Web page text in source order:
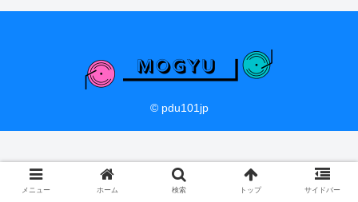
© pdu101jp
メニュー ホーム 検索 トップ サイドバー